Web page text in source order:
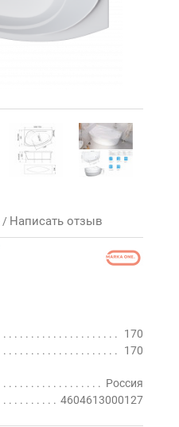
/ Написать отзыв
170
170
Россия
4604613000127